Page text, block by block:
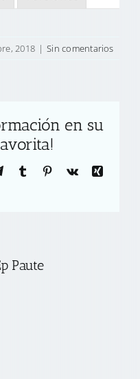
2018 | Sin comentarios
en su
TelegramTumblr Pinterest
Vk
Xing
Paute